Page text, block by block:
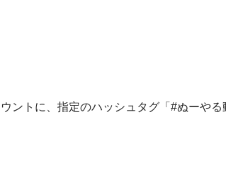
ントに、指定のハッシュタグ「#ぬーや